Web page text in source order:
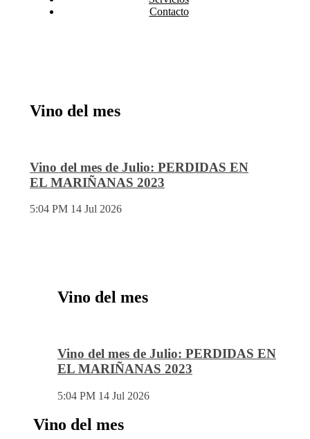
Contacto
Vino del mes
Vino del mes de Julio: PERDIDAS EN
EL MARIÑANAS 2023
5:04 PM 14 Jul 2026
Vino del mes
Vino del mes de Julio: PERDIDAS EN
EL MARIÑANAS 2023
5:04 PM 14 Jul 2026
Vino del mes